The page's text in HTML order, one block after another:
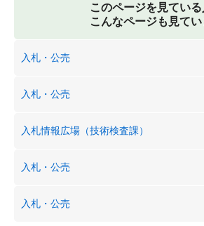
このページを見ている
こんなページも見て
入札・公売
入札・公売
入札情報広場（技術検査課）
入札・公売
入札・公売